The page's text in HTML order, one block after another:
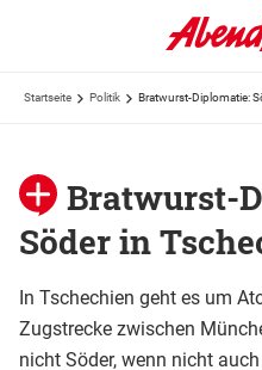
Startseite Politik Bratwurst-Diplomatie:
Bratwurst-
Söder in
In Tschechien geht es um
Zugstrecke zwischen
nicht Söder, wenn nicht